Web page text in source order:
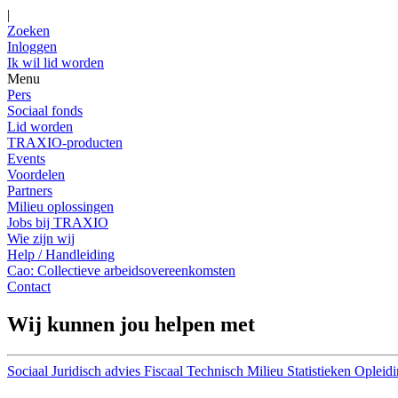
|
Zoeken
Inloggen
Ik wil lid worden
Menu
Pers
Sociaal fonds
Lid worden
TRAXIO-producten
Events
Voordelen
Partners
Milieu oplossingen
Jobs bij TRAXIO
Wie zijn wij
Help / Handleiding
Cao: Collectieve arbeidsovereenkomsten
Contact
Wij kunnen jou helpen met
Sociaal Juridisch advies Fiscaal Technisch Milieu Statistieken